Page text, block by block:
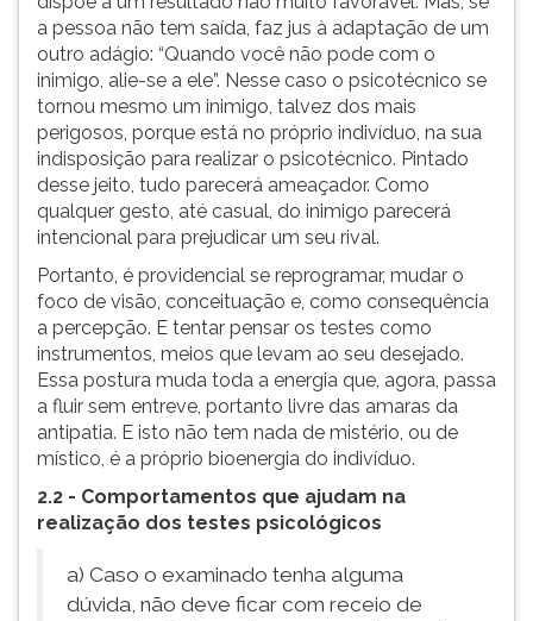
a pessoa não tem saída, faz jus à adaptação de um
outro adágio: “Quando você não pode com o
inimigo, alie-se a ele”. Nesse caso o psicotécnico se
tornou mesmo um inimigo, talvez dos mais
perigosos, porque está no próprio indivíduo, na sua
indisposição para realizar o psicotécnico. Pintado
desse jeito, tudo parecerá ameaçador. Como
qualquer gesto, até casual, do inimigo parecerá
intencional para prejudicar um seu rival.
Portanto, é providencial se reprogramar, mudar o
foco de visão, conceituação e, como consequência
a percepção. E tentar pensar os testes como
instrumentos, meios que levam ao seu desejado.
Essa postura muda toda a energia que, agora, passa
a fluir sem entreve, portanto livre das amaras da
antipatia. E isto não tem nada de mistério, ou de
místico, é a próprio bioenergia do indivíduo.
2.2 - Comportamentos que ajudam na
realização dos testes psicológicos
a) Caso o examinado tenha alguma
dúvida, não deve ficar com receio de